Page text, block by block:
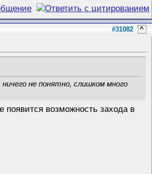
#31082 ^
не понятно, слишком много
возможность захода в